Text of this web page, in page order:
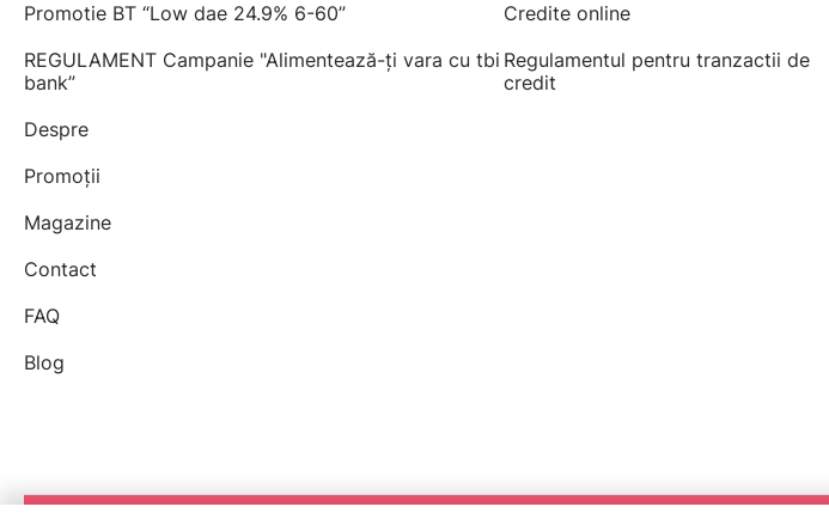
Promotie BT “Low dae 24.9% 6-60”
REGULAMENT Campanie "Alimentează-ți vara cu tbi
bank”
Despre
Promoții
Magazine
Contact
FAQ
Blog
Credite online
Regulamentul pentru tranzactii de
credit